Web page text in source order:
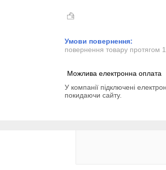
повернення товару протягом
У компанії підключені
покидаючи сайту.